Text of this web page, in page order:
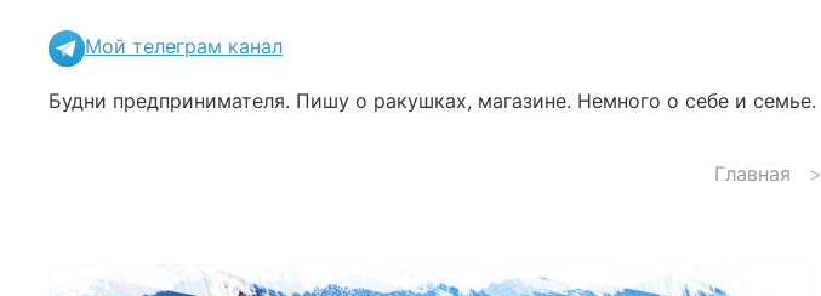
Мой телеграм канал
Будни предпринимателя. Пишу о ракушках, магазине. Немного о себе и семье.
Главная